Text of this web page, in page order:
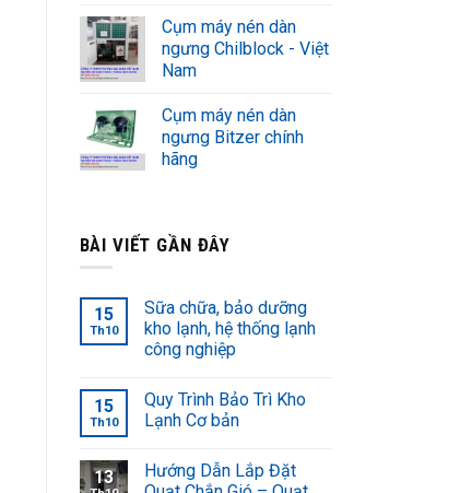
Cụm máy nén dàn
ngưng Chilblock - Việt
Nam
Cụm máy nén dàn
ngưng Bitzer chính
hãng
BÀI VIẾT GẦN ĐÂY
15
Th10
Sữa chữa, bảo dưỡng
kho lạnh, hệ thống lạnh
công nghiệp
15
Th10
Quy Trình Bảo Trì Kho
Lạnh Cơ bản
13
Hướng Dẫn Lắp Đặt